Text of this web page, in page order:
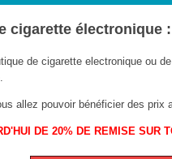
cigarette électronique :
de cigarette electronique ou
allez pouvoir bénéficier des prix
DE 20% DE REMISE SUR